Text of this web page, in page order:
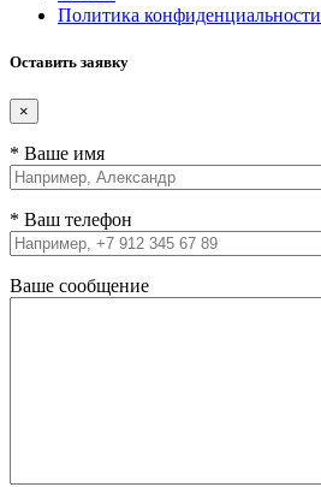
Политика конфиденциальности
Оставить заявку
×
* Ваше имя
* Ваш телефон
Ваше сообщение